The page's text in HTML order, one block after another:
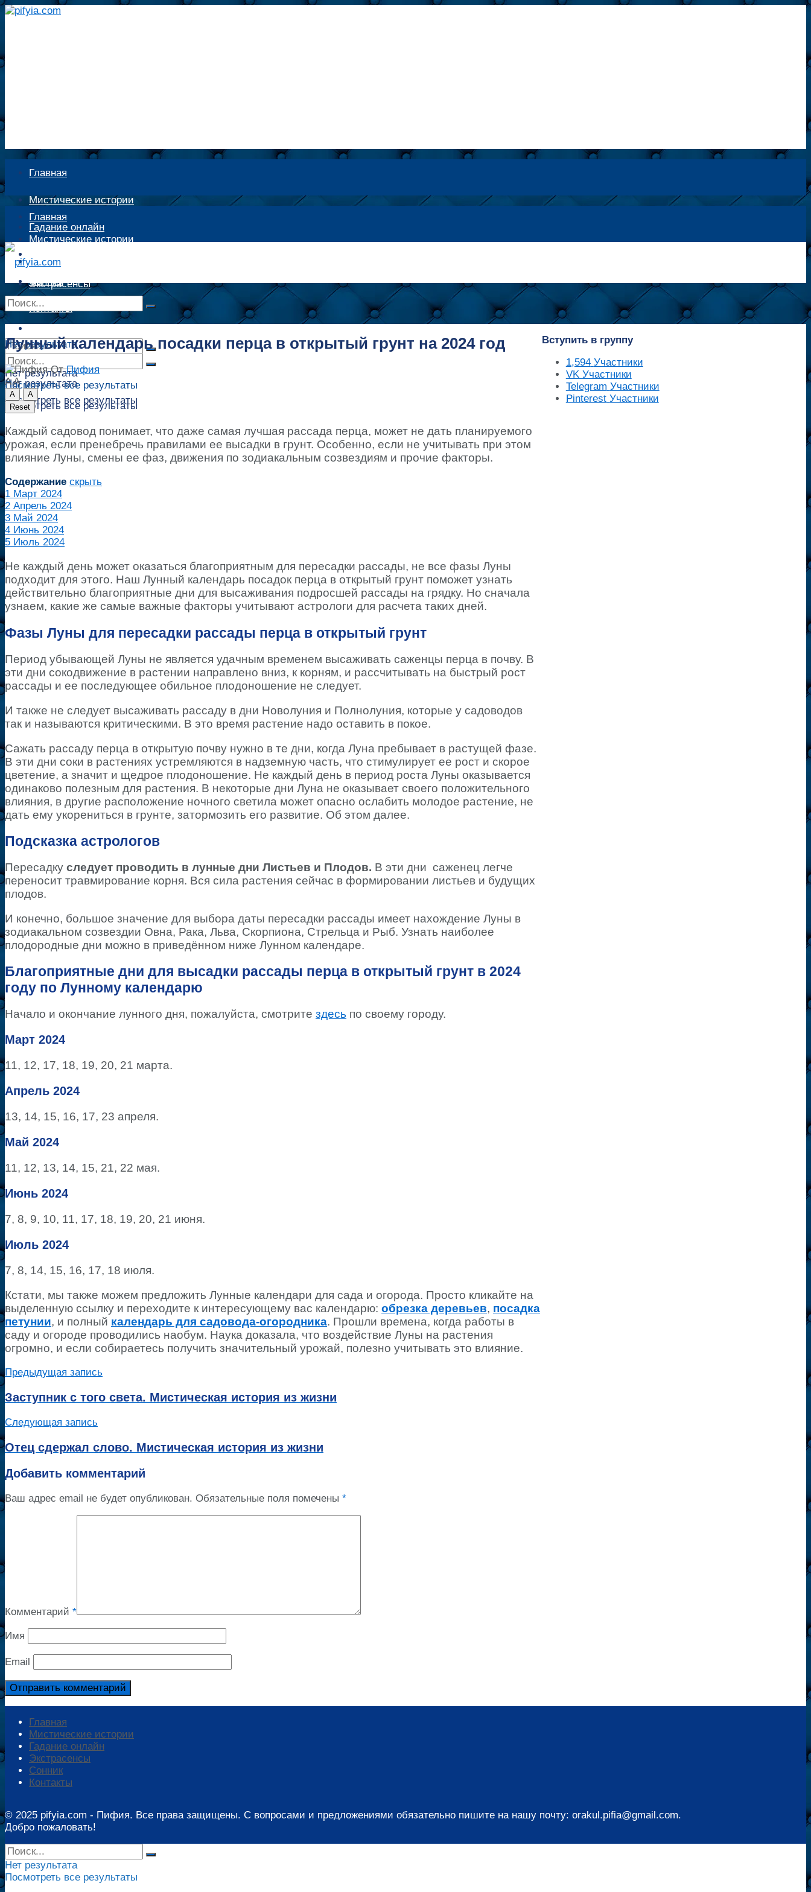
Главная
Мистические истории
Гадание онлайн
Сонник
Контакты
Нет результата
Посмотреть все результаты
Главная
Мистические истории
Гадание онлайн
Экстрасенсы
Сонник
Нет результата
Посмотреть все результаты
Нет результата
Посмотреть все результаты
Лунный календарь посадки перца в открытый грунт на 2024 год
От Пифия
A A
A
A
Reset
Каждый садовод понимает, что даже самая лучшая рассада перца, может не дать планируемого
урожая, если пренебречь правилами ее высадки в грунт. Особенно, если не учитывать при этом
влияние Луны, смены ее фаз, движения по зодиакальным созвездиям и прочие факторы.
Содержание скрыть
1 Март 2024
2 Апрель 2024
3 Май 2024
4 Июнь 2024
5 Июль 2024
Не каждый день может оказаться благоприятным для пересадки рассады, не все фазы Луны
подходит для этого. Наш Лунный календарь посадок перца в открытый грунт поможет узнать
действительно благоприятные дни для высаживания подросшей рассады на грядку. Но сначала
узнаем, какие же самые важные факторы учитывают астрологи для расчета таких дней.
Фазы Луны для пересадки рассады перца в открытый грунт
Период убывающей Луны не является удачным временем высаживать саженцы перца в почву. В
эти дни сокодвижение в растении направлено вниз, к корням, и рассчитывать на быстрый рост
рассады и ее последующее обильное плодоношение не следует.
И также не следует высаживать рассаду в дни Новолуния и Полнолуния, которые у садоводов
так и называются критическими. В это время растение надо оставить в покое.
Сажать рассаду перца в открытую почву нужно в те дни, когда Луна пребывает в растущей фазе.
В эти дни соки в растениях устремляются в надземную часть, что стимулирует ее рост и скорое
цветение, а значит и щедрое плодоношение. Не каждый день в период роста Луны оказывается
одинаково полезным для растения. В некоторые дни Луна не оказывает своего положительного
влияния, в другие расположение ночного светила может опасно ослабить молодое растение, не
дать ему укорениться в грунте, затормозить его развитие. Об этом далее.
Подсказка астрологов
Пересадку следует проводить в лунные дни Листьев и Плодов. В эти дни саженец легче
переносит травмирование корня. Вся сила растения сейчас в формировании листьев и будущих
плодов.
И конечно, большое значение для выбора даты пересадки рассады имеет нахождение Луны в
зодиакальном созвездии Овна, Рака, Льва, Скорпиона, Стрельца и Рыб. Узнать наиболее
плодородные дни можно в приведённом ниже Лунном календаре.
Благоприятные дни для высадки рассады перца в открытый грунт в 2024
году по Лунному календарю
Начало и окончание лунного дня, пожалуйста, смотрите здесь по своему городу.
Март 2024
11, 12, 17, 18, 19, 20, 21 марта.
Апрель 2024
13, 14, 15, 16, 17, 23 апреля.
Май 2024
11, 12, 13, 14, 15, 21, 22 мая.
Июнь 2024
7, 8, 9, 10, 11, 17, 18, 19, 20, 21 июня.
Июль 2024
7, 8, 14, 15, 16, 17, 18 июля.
Кстати, мы также можем предложить Лунные календари для сада и огорода. Просто кликайте на
выделенную ссылку и переходите к интересующему вас календарю: обрезка деревьев, посадка
петунии, и полный календарь для садовода-огородника. Прошли времена, когда работы в
саду и огороде проводились наобум. Наука доказала, что воздействие Луны на растения
огромно, и если собираетесь получить значительный урожай, полезно учитывать это влияние.
Предыдущая запись
Заступник с того света. Мистическая история из жизни
Следующая запись
Отец сдержал слово. Мистическая история из жизни
Добавить комментарий
Ваш адрес email не будет опубликован. Обязательные поля помечены *
Комментарий *
Имя
Email
Вступить в группу
1,594 Участники
VK Участники
Telegram Участники
Pinterest Участники
Главная
Мистические истории
Гадание онлайн
Экстрасенсы
Сонник
Контакты
© 2025 pifyia.com - Пифия. Все права защищены. С вопросами и предложениями обязательно пишите на нашу почту: orakul.pifia@gmail.com.
Добро пожаловать!
Нет результата
Посмотреть все результаты